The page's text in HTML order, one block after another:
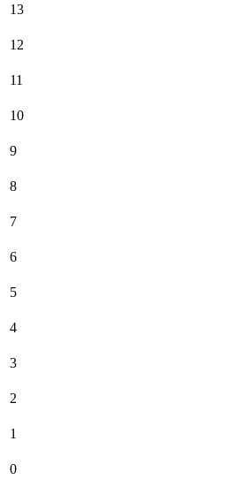
13
12
11
10
9
8
7
6
5
4
3
2
1
0